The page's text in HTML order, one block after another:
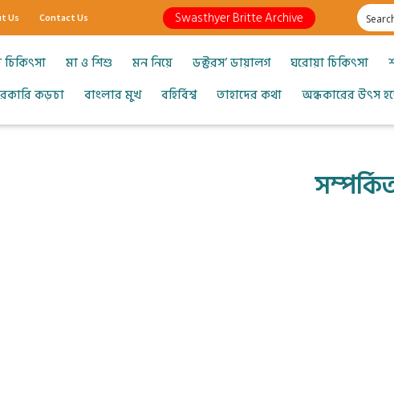
Us Contact Us Swasthyer Britte Archive
মা ও শিশু মন নিয়ে ডক্টরস’ ডায়ালগ ঘরোয়া চিকিৎসা
কড়চা বাংলার মুখ বহির্বিশ্ব তাহাদের কথা অন্ধকারের উৎস